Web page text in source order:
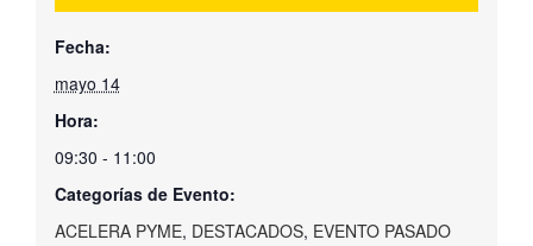
Fecha:
mayo 14
Hora:
09:30 - 11:00
Categorías de Evento:
ACELERA PYME, DESTACADOS, EVENTO PASADO